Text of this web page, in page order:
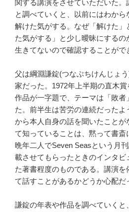
関する講演をさせていただいた。
と調べていくと、以前にはわか
解けた気がする。なぜ「解けた」
た気がする」と少し曖昧にするの
生きてないので確認することがで
父は綱淵謙錠(つなぶちけんじょ
家だった。1972年上半期の直木
作品が一字題で、テーマは「敗者
た。前半生は苦労の連続だったよ
から本人自身の話を聞いたことが
て知っていることは、黙って書斎
晩年二人でSeven Seasという月
載させてもらったときのインタ
た著書程度のものである。講演を
て話すことがあるかどうか心配だ
謙錠の年表や作品を調べていくと